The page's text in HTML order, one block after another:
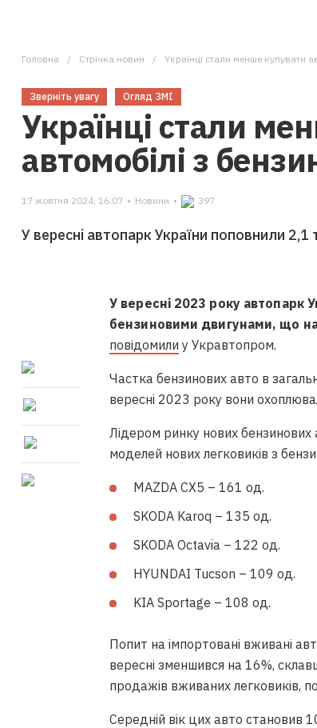
Головна Стрічка новин Українці стали менше купувати
Зверніть увагу Огляд ЗМІ
Українці стали
автомобілі з
17 жовтня 2024, 16:07 • Новини • 397
У вересні автопарк України поповнили
У вересні 2023 року автопарк
бензиновими двигунами, що
повідомили у Укравтопром.
Частка бензинових авто в
вересні 2023 року вони
Лідером ринку нових
моделей нових легковиків з
MAZDA CX5 – 161 од.
SKODA Karoq – 135 од.
SKODA Octavia – 122 од.
HYUNDAI Tucson – 109 од.
KIA Sportage – 108 од.
Попит на імпортовані вживані
вересні зменшився на 16%,
продажів вживаних легковиків,
Середній вік цих авто становив